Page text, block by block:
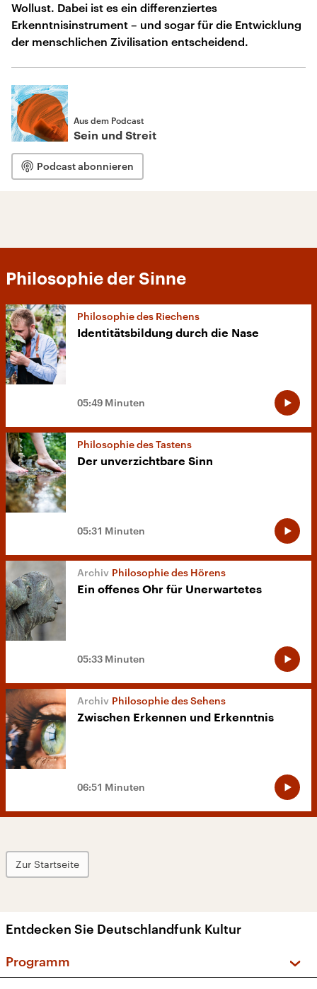
Wollust. Dabei ist es ein differenziertes
Erkenntnisinstrument – und sogar für die Entwicklung
der menschlichen Zivilisation entscheidend.
Aus dem Podcast
Sein und Streit
Podcast abonnieren
Philosophie der Sinne
Philosophie des Riechens
Identitätsbildung durch die Nase
05:49 Minuten
Philosophie des Tastens
Der unverzichtbare Sinn
05:31 Minuten
Philosophie des Hörens
Ein offenes Ohr für Unerwartetes
05:33 Minuten
Philosophie des Sehens
Zwischen Erkennen und Erkenntnis
06:51 Minuten
Zur Startseite
Entdecken Sie Deutschlandfunk Kultur
Programm